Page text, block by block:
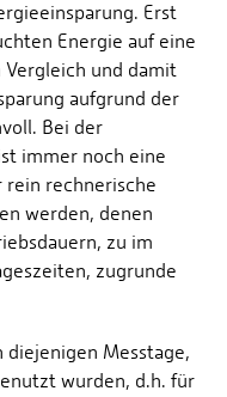
Erst
Energie auf eine
und damit
aufgrund der
Bei der
immer noch eine
rein rechnerische
werden, denen
zu im
zugrunde
diejenigen Messtage,
wurden, d.h. für